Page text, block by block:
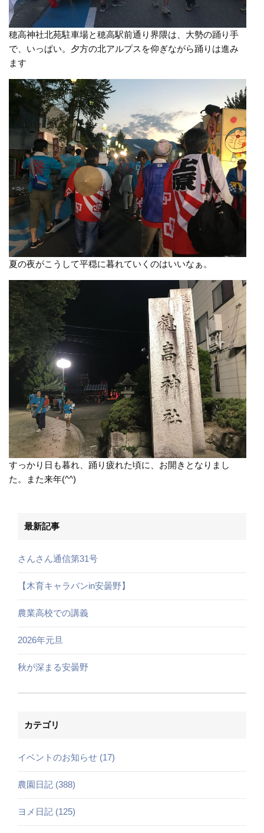
穂高神社北苑駐車場と穂高駅前通り界隈は、大勢の踊り手
で、いっぱい。夕方の北アルプスを仰ぎながら踊りは進み
ます
夏の夜がこうして平穏に暮れていくのはいいなぁ。
すっかり日も暮れ、踊り疲れた頃に、お開きとなりまし
た。また来年(^^)
最新記事
さんさん通信第31号
【木育キャラバンin安曇野】
農業高校での講義
2026年元旦
秋が深まる安曇野
カテゴリ
イベントのお知らせ (17)
農園日記 (388)
ヨメ日記 (125)